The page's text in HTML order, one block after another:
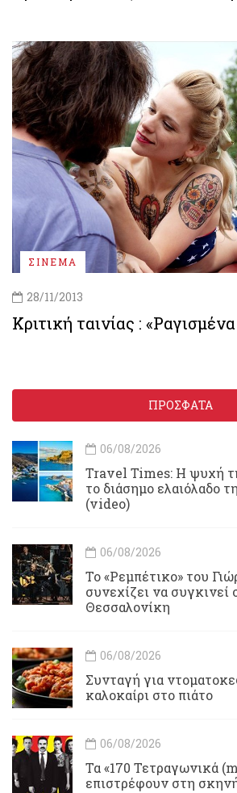
ΣΙΝΕΜΑ
28/11/2013
Κριτική ταινίας :
ΠΡΟΣΦΑΤΑ
06/08/2026
Travel Times: H ψυχή
το διάσημο ελαιόλαδο
(video)
06/08/2026
Το «Ρεμπέτικο» του
συνεχίζει να συγκινεί
Θεσσαλονίκη
06/08/2026
Συνταγή για
καλοκαίρι στο πιάτο
06/08/2026
Τα «170 Τετραγωνικά
επιστρέφουν στη